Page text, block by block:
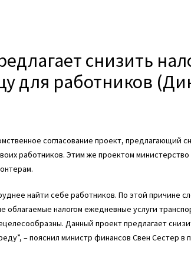
снизить
для работников
согласование проект, предлагающий
работников. Этим же проектом министерство
найти себе работников. По этой причине
облагаемые налогом ежедневные услуги
Данный проект предлагает
– пояснил министр финансов Свен Сестер в